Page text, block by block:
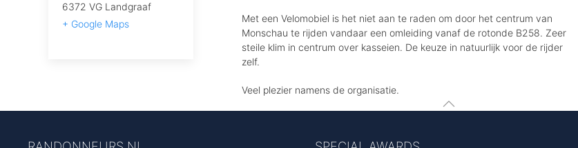
6372 VG Landgraaf
+ Google Maps
Met een Velomobiel is het niet aan te raden om door het centrum van
Monschau te rijden vandaar een omleiding vanaf de rotonde B258. Zeer
steile klim in centrum over kasseien. De keuze in natuurlijk voor de rijder
zelf.
Veel plezier namens de organisatie.